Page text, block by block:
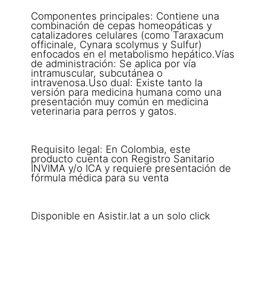
Componentes principales: Contiene una
combinación de cepas homeopáticas y
catalizadores celulares (como Taraxacum
officinale, Cynara scolymus y Sulfur)
enfocados en el metabolismo hepático.Vías
de administración: Se aplica por vía
intramuscular, subcutánea o
intravenosa.Uso dual: Existe tanto la
versión para medicina humana como una
presentación muy común en medicina
veterinaria para perros y gatos.
Requisito legal: En Colombia, este
producto cuenta con Registro Sanitario
INVIMA y/o ICA y requiere presentación de
fórmula médica para su venta
Disponible en Asistir.lat a un solo click